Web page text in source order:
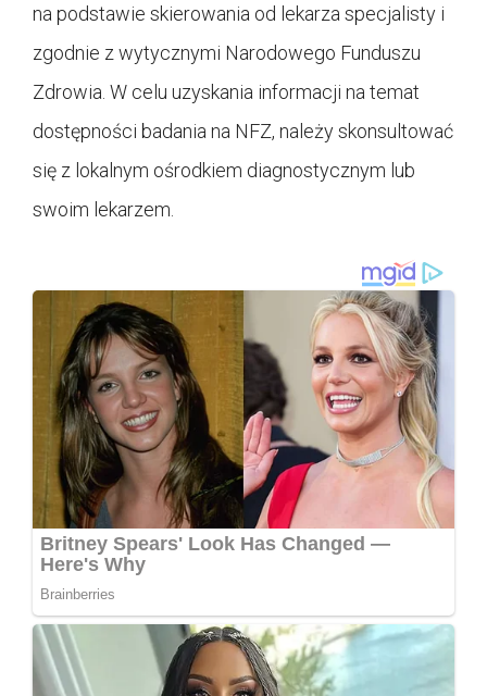
na podstawie skierowania od lekarza specjalisty i
zgodnie z wytycznymi Narodowego Funduszu
Zdrowia. W celu uzyskania informacji na temat
dostępności badania na NFZ, należy skonsultować
się z lokalnym ośrodkiem diagnostycznym lub
swoim lekarzem.